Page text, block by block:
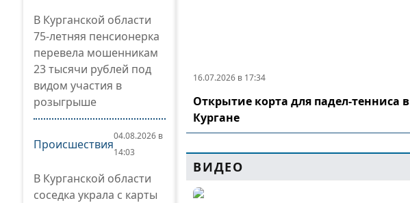
В Курганской области
75-летняя пенсионерка
перевела мошенникам
23 тысячи рублей под
видом участия в
розыгрыше
Происшествия
04.08.2026 в
14:03
В Курганской области
соседка украла с карты
16.07.2026 в 17:34
Открытие корта для падел-тенниса в
Кургане
ВИДЕО